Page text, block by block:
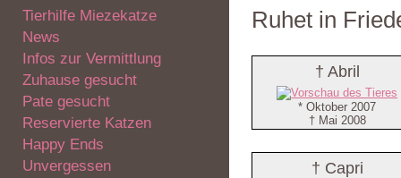
Tierhilfe Miezekatze
News
Infos zur Vermittlung
Zuhause gesucht
Pate gesucht
Reservierte Katzen
Happy Ends
Unvergessen
Ruhet in
† Abril
* Oktober 2007
† Mai 2008
† Capri